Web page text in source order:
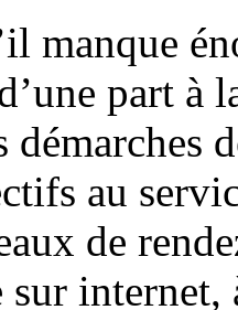
manque
part à
au
de
sur